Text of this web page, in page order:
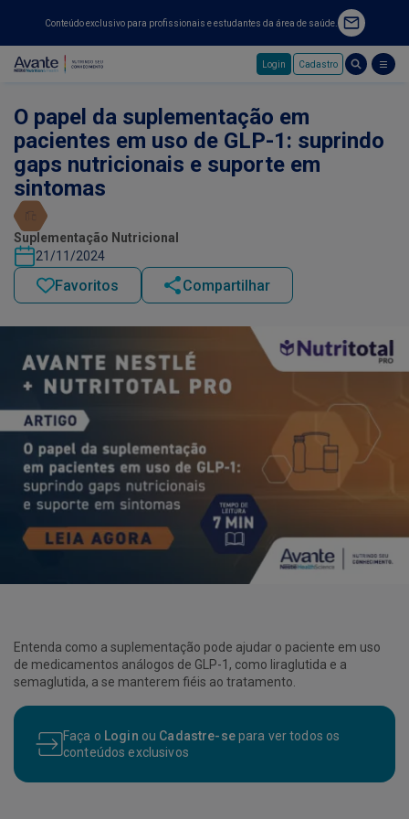
Conteúdo exclusivo para profissionais e estudantes da área de saúde.
Login Cadastro
O papel da suplementação em
pacientes em uso de GLP-1: suprindo
gaps nutricionais e suporte em
sintomas
Suplementação Nutricional
21/11/2024
Favoritos Compartilhar
Entenda como a suplementação pode ajudar o paciente em uso
de medicamentos análogos de GLP-1, como liraglutida e a
semaglutida, a se manterem fiéis ao tratamento.
Faça o Login ou Cadastre-separa ver todos os
conteúdos exclusivos